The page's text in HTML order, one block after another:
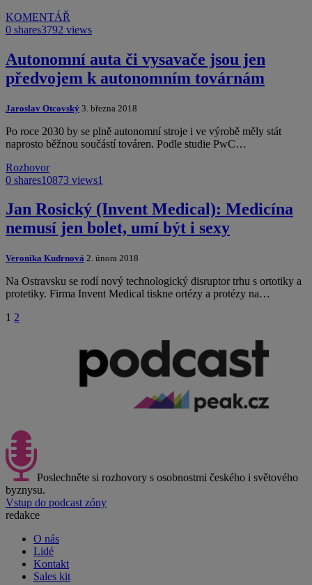
KOMENTÁŘ
0 shares3792 views
Autonomní auta či vysavače jsou jen
předvojem k autonomním továrnám
Jaroslav Otcovský 3. března 2018
Po roce 2030 by se plně autonomní stroje i ve výrobě měly stát
naprosto běžnou součástí továren. Podle studie PwC…
Rozhovor
0 shares10873 views1
Jan Rosický (Invent Medical): Medicína
nemusí jen bolet, umí být i sexy
Veronika Kudrnová 2. února 2018
Na Ostravsku se rodí nový technologický disruptor trhu s ortotiky a
protetiky. Firma Invent Medical tiskne ortézy a protézy na…
1 2
Poslechněte si rozhovory s osobnostmi českého i světového
byznysu.
Vstup do podcast zóny
redakce
O nás
Lidé
Kontakt
Sales kit